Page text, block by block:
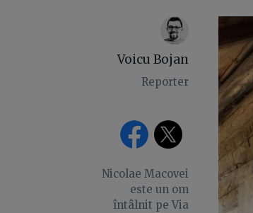
Voicu Bojan
Reporter
Nicolae Macovei
este un om
întâlnit pe Via